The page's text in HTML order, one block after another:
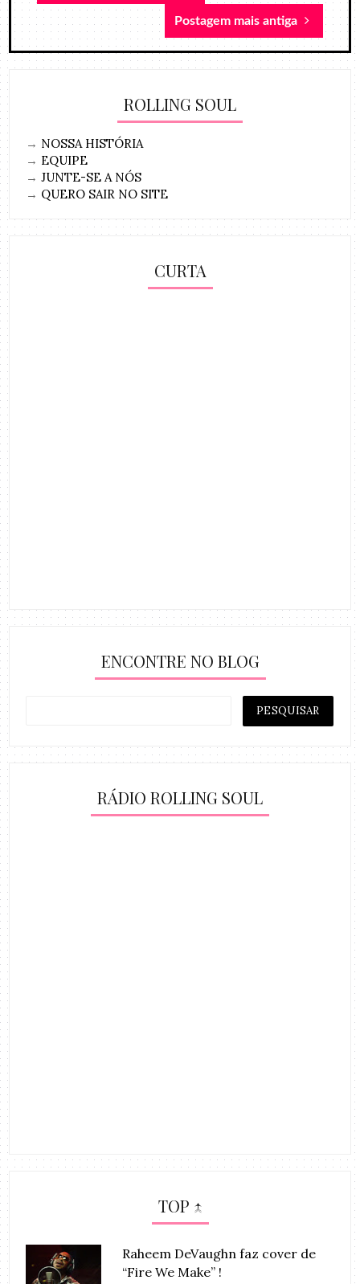
Postagem mais antiga
ROLLING SOUL
→ NOSSA HISTÓRIA
→ EQUIPE
→JUNTE-SE A NÓS
→ QUERO SAIR NO SITE
CURTA
ENCONTRE NO BLOG
RÁDIO ROLLING SOUL
TOP ↑
Raheem DeVaughn faz cover de
“Fire We Make” !